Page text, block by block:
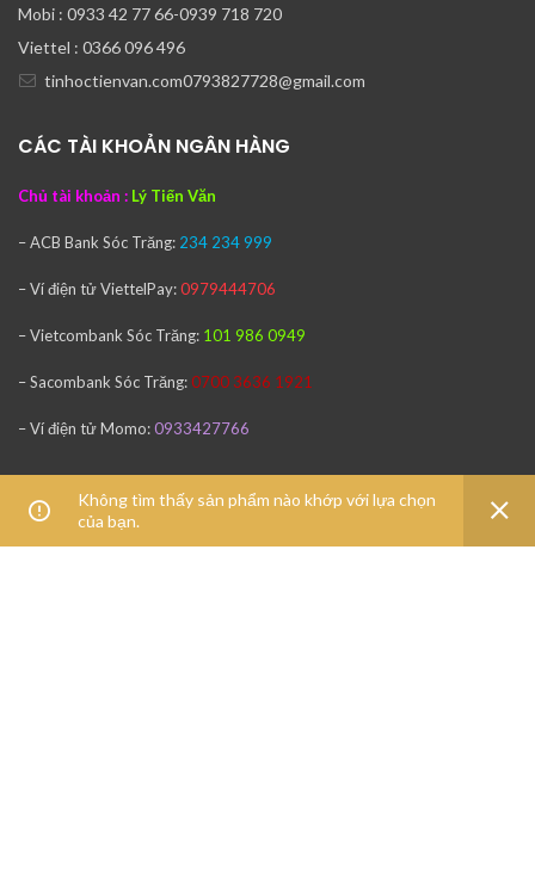
Không tìm thấy sản phẩm nào khớp với lựa chọn
của bạn.
Mobi : 0933 42 77 66-0939 718 720
Viettel : 0366 096 496
tinhoctienvan.com0793827728@gmail.com
CÁC TÀI KHOẢN NGÂN HÀNG
Chủ tài khoản : Lý Tiến Văn
– ACB Bank Sóc Trăng: 234 234 999
– Ví điện tử ViettelPay:0979444706
– Vietcombank Sóc Trăng: 101 986 0949
– Sacombank Sóc Trăng: 0700 3636 1921
– Ví điện tử Momo:0933427766
THÔNG TIN